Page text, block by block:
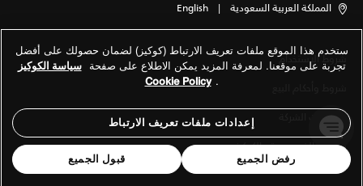
المملكة العربية السعودية |
English
شروط الاستخدام
معلومات الشركة
سياسة الخصوصية والكوكيز
ستخدم هذا الموقع ملفات تعريف الارتباط (كوكيز) لضمان حصولك على أفضل
تجربة على موقعنا. لمعرفة المزيد يمكن الاطلاع على صفحة سياسة الكوكيز
.
Cookie Policy
إعدادات ملفات تعريف الارتباط
رفض الجميع قبول الجميع